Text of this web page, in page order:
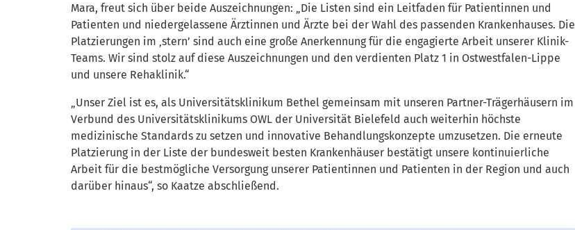
Mara, freut sich über beide Auszeichnungen: „Die Listen sind ein Leitfaden für Patientinnen und
Patienten und niedergelassene Ärztinnen und Ärzte bei der Wahl des passenden Krankenhauses. Die
Platzierungen im ‚stern’ sind auch eine große Anerkennung für die engagierte Arbeit unserer Klinik-
Teams. Wir sind stolz auf diese Auszeichnungen und den verdienten Platz 1 in Ostwestfalen-Lippe
und unsere Rehaklinik.“
„Unser Ziel ist es, als Universitätsklinikum Bethel gemeinsam mit unseren Partner-Trägerhäusern im
Verbund des Universitätsklinikums OWL der Universität Bielefeld auch weiterhin höchste
medizinische Standards zu setzen und innovative Behandlungskonzepte umzusetzen. Die erneute
Platzierung in der Liste der bundesweit besten Krankenhäuser bestätigt unsere kontinuierliche
Arbeit für die bestmögliche Versorgung unserer Patientinnen und Patienten in der Region und auch
darüber hinaus“, so Kaatze abschließend.